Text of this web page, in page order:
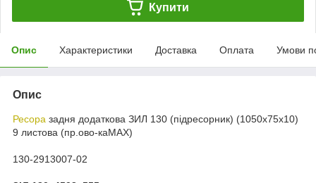
Купити
Опис Характеристики Доставка Оплата Умови
Опис
Ресора задня додаткова ЗИЛ 130 (підресорник) (1050х75х10)
9 листова (пр.ово-каМАХ)
130-2913007-02